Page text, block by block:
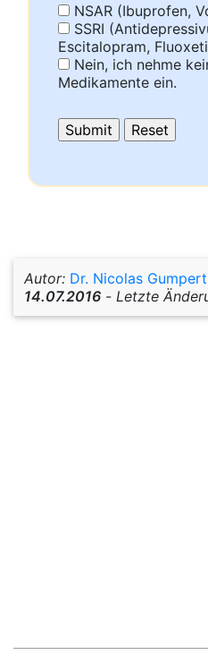
NSAR (Ibuprofen,
SSRI
Escitalopram,
Nein, ich nehme
Medikamente ein.
Autor: Dr. Nicolas Gumpert
14.07.2016 - Letzte